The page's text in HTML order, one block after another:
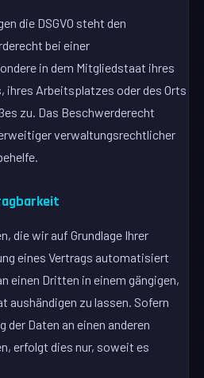
die DSGVO steht den
bei einer
in dem Mitgliedstaat ihres
ihres Arbeitsplatzes oder des Orts
zu. Das Beschwerderecht
verwaltungsrechtlicher
die wir auf Grundlage Ihrer
eines Vertrags automatisiert
einen Dritten in einem gängigen,
aushändigen zu lassen. Sofern
der Daten an einen anderen
erfolgt dies nur, soweit es